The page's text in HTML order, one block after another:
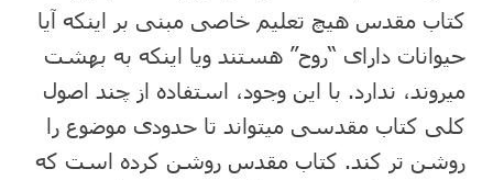
کتاب مقدس هیچ تعلیم خاصی مبنی بر اینکه آیا
حیوانات دارای “روح” هستند ویا اینکه به بهشت
می⁯روند، ندارد. با این وجود، استفاده از چند اصول
کلی کتاب مقدسی می⁯تواند تا حدودی موضوع را
روشن تر کند. کتاب مقدس روشن کرده است که